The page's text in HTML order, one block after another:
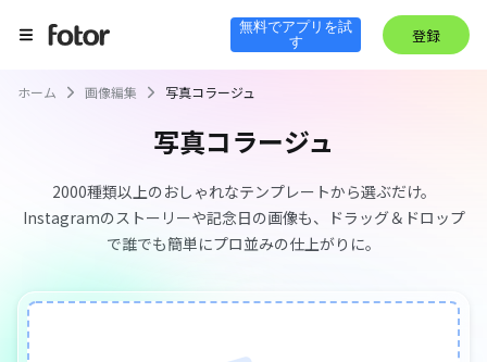
無料でアプリを試
す
登録
ホーム 画像編集 写真コラージュ
写真コラージュ
2000種類以上のおしゃれなテンプレートから選ぶだけ。
Instagramのストーリーや記念日の画像も、ドラッグ＆ドロップ
で誰でも簡単にプロ並みの仕上がりに。